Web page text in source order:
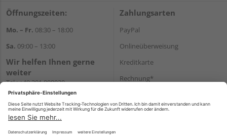
Öffnungszeiten:
Mo. – Fr. 08:30 – 18:00
Sa. 09:00 – 13:00
Wir helfen Ihnen gerne
weiter
Tel.:+49 201 898020
E-Mail:shop@vonderstein.de
Zahlungsarten
PayPal
Onlineüberweisung
Kreditkarte
Rechnung*
Versand